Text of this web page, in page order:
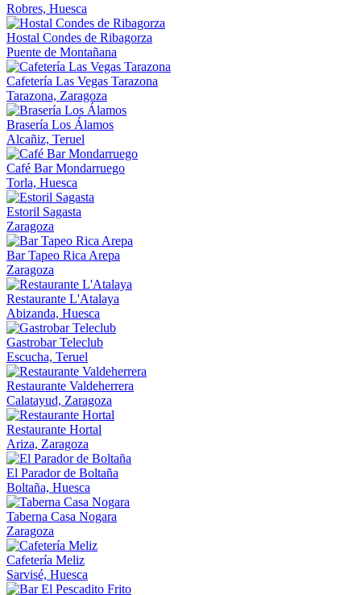
Robres, Huesca
Hostal Condes de Ribagorza
Puente de Montañana
Cafetería Las Vegas Tarazona
Tarazona, Zaragoza
Brasería Los Álamos
Alcañiz, Teruel
Café Bar Mondarruego
Torla, Huesca
Estoril Sagasta
Zaragoza
Bar Tapeo Rica Arepa
Zaragoza
Restaurante L'Atalaya
Abizanda, Huesca
Gastrobar Teleclub
Escucha, Teruel
Restaurante Valdeherrera
Calatayud, Zaragoza
Restaurante Hortal
Ariza, Zaragoza
El Parador de Boltaña
Boltaña, Huesca
Taberna Casa Nogara
Zaragoza
Cafetería Meliz
Sarvisé, Huesca